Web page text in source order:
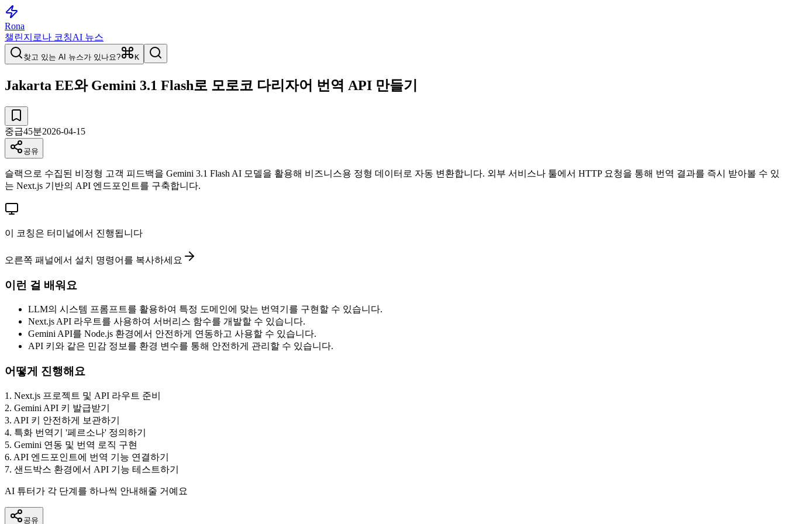
Rona
챌린지 로나 코칭AI 뉴스
찾고 있는 AI 뉴스가 있나요? K
Jakarta EE와 Gemini 3.1 Flash로 모로코 다리자어 번역 API 만들기
중급45분2026-04-15
공유
슬랙으로 수집된 비정형 고객 피드백을 Gemini 3.1 Flash AI 모델을 활용해 비즈니스용 정형 데이터로 자동 변환합니다. 외부 서비스나 툴에서 HTTP 요청을 통해 번역 결과를 즉시 받아볼 수 있
는 Next.js 기반의 API 엔드포인트를 구축합니다.
이 코칭은 터미널에서 진행됩니다
오른쪽 패널에서 설치 명령어를 복사하세요
이런 걸 배워요
LLM의 시스템 프롬프트를 활용하여 특정 도메인에 맞는 번역기를 구현할 수 있습니다.
Next.js API 라우트를 사용하여 서버리스 함수를 개발할 수 있습니다.
Gemini API를 Node.js 환경에서 안전하게 연동하고 사용할 수 있습니다.
API 키와 같은 민감 정보를 환경 변수를 통해 안전하게 관리할 수 있습니다.
어떻게 진행해요
1 . Next.js 프로젝트 및 API 라우트 준비
2. Gemini API 키 발급받기
3. API 키 안전하게 보관하기
4. 특화 번역기 '페르소나' 정의하기
5. Gemini 연동 및 번역 로직 구현
6. API 엔드포인트에 번역 기능 연결하기
7. 샌드박스 환경에서 API 기능 테스트하기
AI 튜터가 각 단계를 하나씩 안내해줄 거예요
공유